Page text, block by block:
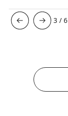
3 /6